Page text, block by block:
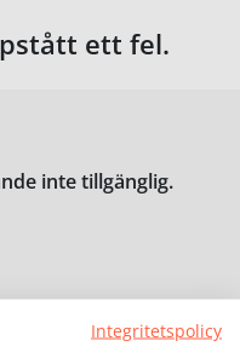
ett fel.
inte tillgänglig.
Integritetspolicy